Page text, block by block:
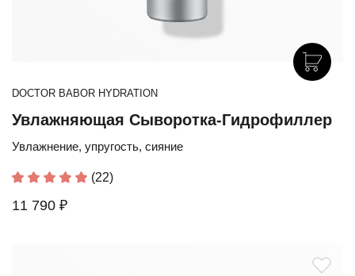
DOCTOR BABOR HYDRATION
Увлажняющая Сыворотка-Гидрофиллер
Увлажнение, упругость, сияние
(22)
11 790 ₽